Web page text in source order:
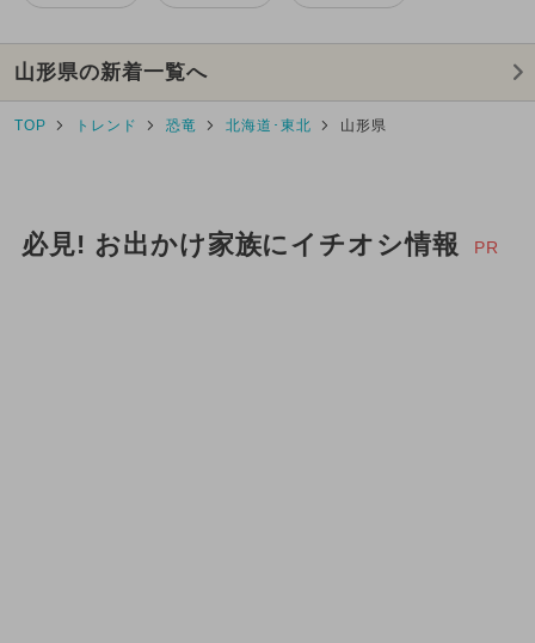
山形県の新着一覧へ
TOP トレンド 恐竜 北海道･東北 山形県
必見! お出かけ家族にイチオシ情報 PR